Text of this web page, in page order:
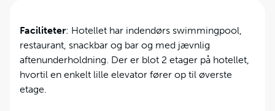
Faciliteter: Hotellet har indendørs swimmingpool,
restaurant, snackbar og bar og med jævnlig
aftenunderholdning. Der er blot 2 etager på hotellet,
hvortil en enkelt lille elevator fører op til øverste
etage.